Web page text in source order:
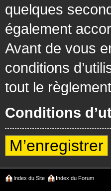
quelques
également
Avant de vous
conditions
tout le
Conditions
M’enregistrer
Index du Site Index du Forum